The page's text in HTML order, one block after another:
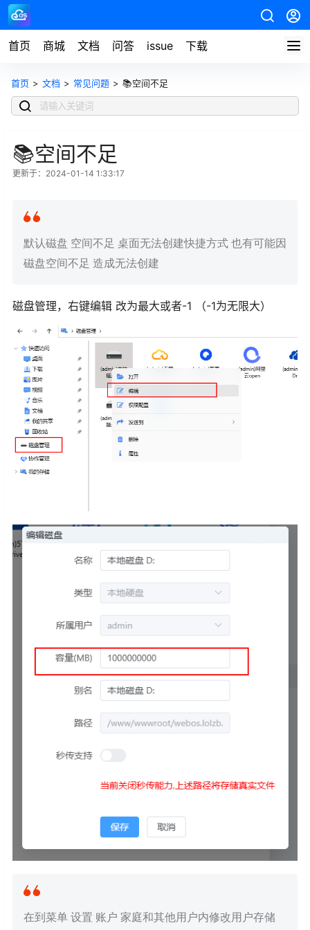
首页 商城 文档 问答 issue 下载
首页 > 文档 > 常见问题 > 📚空间不足
📚空间不足
更新于：2024-01-14 1:33:17
默认磁盘 空间不足 桌面无法创建快捷方式 也有可能因
磁盘空间不足 造成无法创建
磁盘管理，右键编辑 改为最大或者-1 （-1为无限大）
在到菜单 设置 账户 家庭和其他用户内修改用户存储